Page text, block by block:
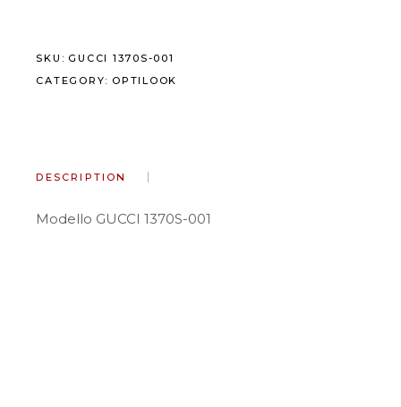
SKU: GUCCI 1370S-001
CATEGORY: OPTILOOK
DESCRIPTION
Modello GUCCI 1370S-001